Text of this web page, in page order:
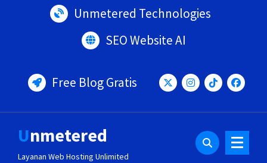
Unmetered Technologies
SEO Website AI
Free Blog Gratis
Unmetered
Layanan Web Hosting Unlimited